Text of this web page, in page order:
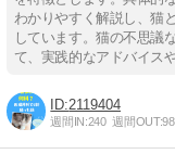
わかりやすく解説し、猫
しています。猫の不思議
て、実践的なアドバイス
2119404
週間IN:240 週間OUT:98